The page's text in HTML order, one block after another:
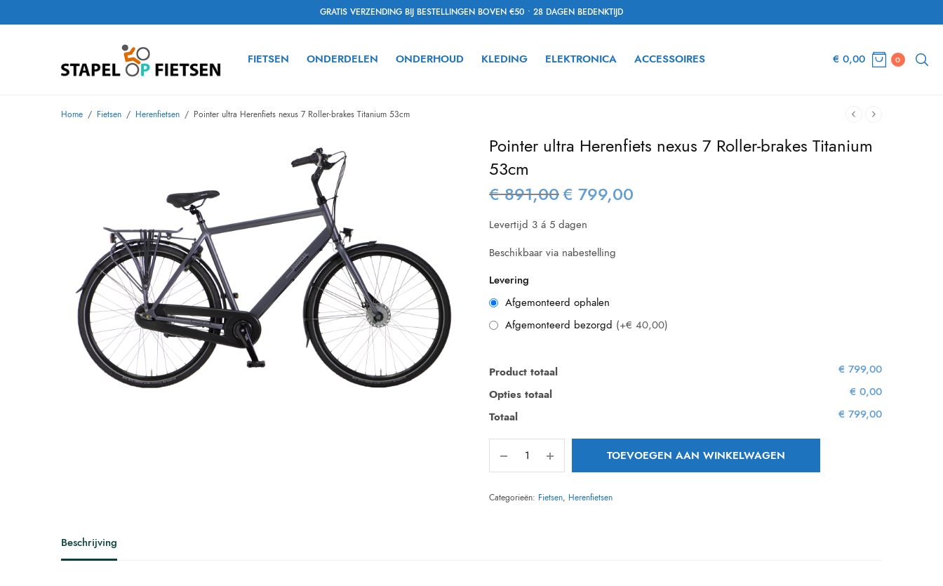
GRATIS VERZENDING BIJ BESTELLINGEN BOVEN €50 • 28 DAGEN BEDENKTIJD
FIETSEN ONDERDELEN ONDERHOUD KLEDING ELEKTRONICA ACCESSOIRES € 0,00 0
Home / Fietsen / Herenfietsen / Pointer ultra Herenfiets nexus 7 Roller-brakes Titanium 53cm
Pointer ultra Herenfiets nexus 7 Roller-brakes Titanium
53cm
€891,00 Oorspronkelijke
€ 891,00.
€ 799,00
Levertijd 3 á 5 dagen
Beschikbaar via nabestelling
Levering
Afgemonteerd ophalen
Afgemonteerd bezorgd (+€ 40,00)
Product totaal
€ 799,00
Opties totaal
€ 0,00
Totaal
€ 799,00
TOEVOEGEN AAN WINKELWAGEN
Categorieën: Fietsen, Herenfietsen
Beschrijving